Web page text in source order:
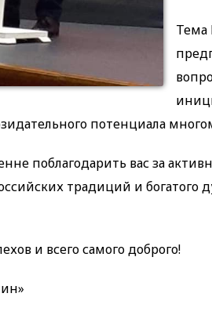
Тема
потенциала
поблагодарить вас за
традиций и богатого
и всего самого доброго!